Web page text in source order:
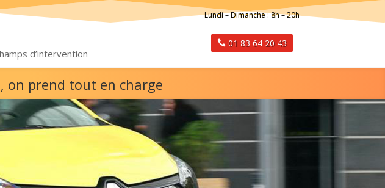
d’intervention
Lundi – Dimanche : 8h – 20h
01 83 64 20 43
on prend tout en charge